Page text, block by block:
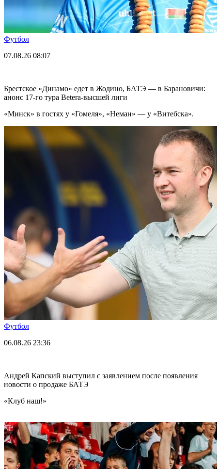
Футбол
07.08.26 08:07
Брестское «Динамо» едет в Жодино, БАТЭ — в Барановичи:
анонс 17-го тура Betera-высшей лиги
«Минск» в гостях у «Гомеля», «Неман» — у «Витебска».
Футбол
06.08.26 23:36
Андрей Капский выступил с заявлением после появления
новости о продаже БАТЭ
«Клуб наш!»